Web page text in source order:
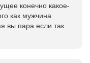
конечно какое-
как мужчина
вы пара если так